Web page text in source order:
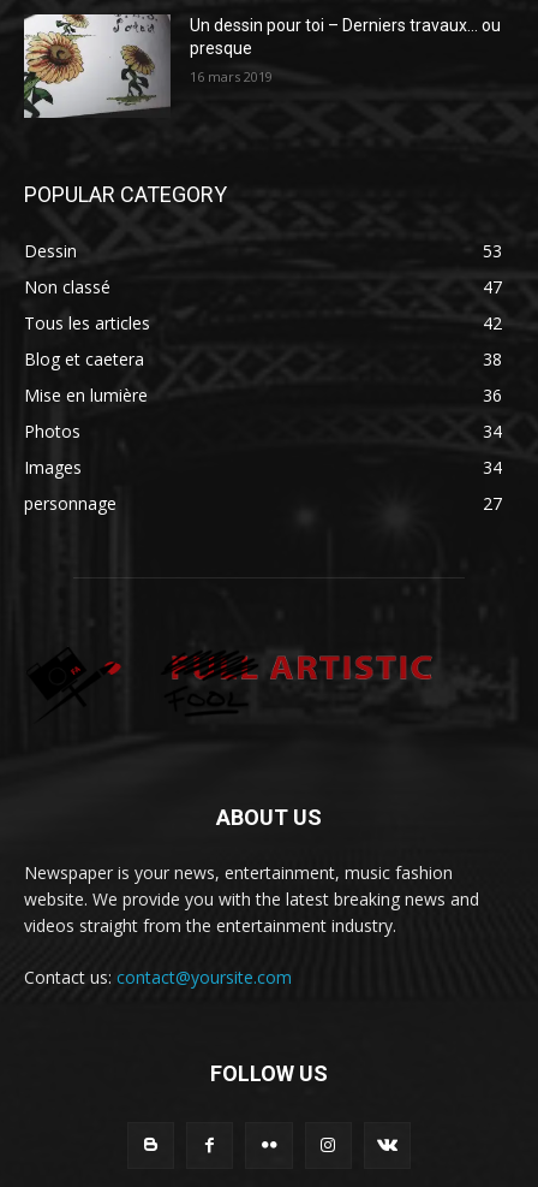
Un dessin pour toi – Derniers travaux… ou
presque
16 mars 2019
POPULAR CATEGORY
Dessin
53
Non classé
47
Tous les articles
42
Blog et caetera
38
Mise en lumière
36
Photos
34
Images
34
personnage
27
ABOUT US
Newspaper is your news, entertainment, music fashion
website. We provide you with the latest breaking news and
videos straight from the entertainment industry.
Contact us: contact@yoursite.com
FOLLOW US